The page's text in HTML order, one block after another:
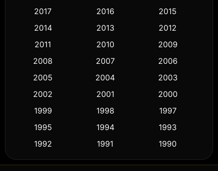
Comedy ตลก (443)
Crime อาชญากรรม (518)
Cult Film
Dance เต้น (10)
Detective สืบสวน (59)
2017
2016
2015
2014
2013
2012
2011
2010
2009
2008
2007
2006
2005
2004
2003
2002
2001
2000
1999
1998
1997
1995
1994
1993
1992
1991
1990
1989
1988
1986